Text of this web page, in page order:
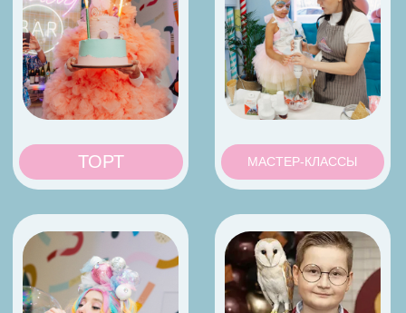
Номер
+7
Я соглашаюсь с условиями и даю своё согласие
на обработку персональных данных
+7 499 325-62-20 (Москва
и Область)
+7 961 480-71-88 (Ставрополь)
Наши феи праздника всегда на связи